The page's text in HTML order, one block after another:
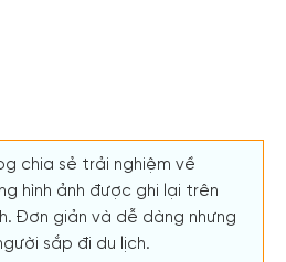
chia sẻ trải nghiệm về
hình ảnh được ghi lại trên
Đơn giản và dễ dàng nhưng
sắp đi du lịch.
- nhận nhiều
đãi!
thểnhận ngay các ưu đãihấp
viên đến từ các đối tác của